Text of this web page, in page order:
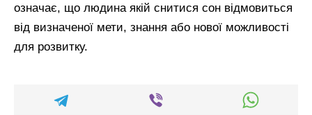
означає, що людина якій снитися сон відмовиться
від визначеної мети, знання або нової можливості
для розвитку.